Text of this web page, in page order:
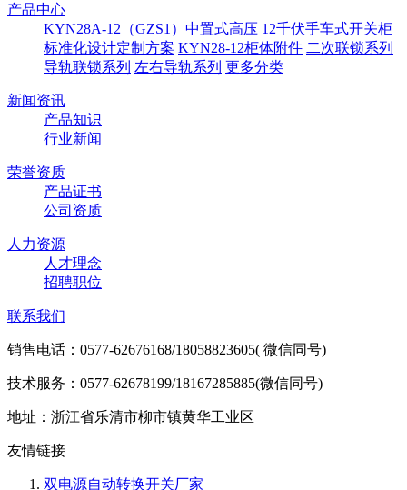
产品中心
KYN28A-12（GZS1）中置式高压 12千伏手车式开关柜
标准化设计定制方案 KYN28-12柜体附件 二次联锁系列
导轨联锁系列 左右导轨系列 更多分类
新闻资讯
产品知识
行业新闻
荣誉资质
产品证书
公司资质
人力资源
人才理念
招聘职位
联系我们
销售电话：0577-62676168/18058823605( 微信同号)
技术服务：0577-62678199/18167285885(微信同号)
地址：浙江省乐清市柳市镇黄华工业区
友情链接
双电源自动转换开关厂家